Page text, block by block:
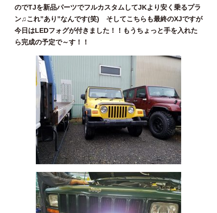
のでTJを新品パーツでフルカスタムしてJKより安く乗るプラ
ン♫これ”あり”なんです(笑) そしてこちらも最終のXJですが
今日はLEDフォグが付きました！！もうちょっと手を入れた
ら完成の予定で～す！！